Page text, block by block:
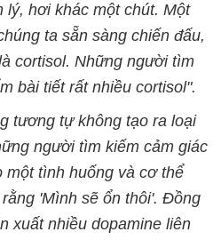
lý, hơi khác một chút. Một
ta sẵn sàng chiến đấu,
cortisol. Những người tìm
bài tiết rất nhiều cortisol".
tương tự không tạo ra loại
người tìm kiếm cảm giác
một tình huống và cơ thể
'Mình sẽ ổn thôi'. Đồng
xuất nhiều dopamine liên